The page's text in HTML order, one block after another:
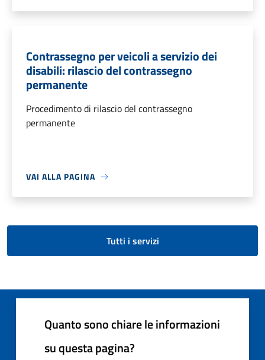
Contrassegno per veicoli a servizio dei
disabili: rilascio del contrassegno
permanente
Procedimento di rilascio del contrassegno
permanente
VAI ALLA PAGINA
Tutti i servizi
Quanto sono chiare le informazioni
su questa pagina?